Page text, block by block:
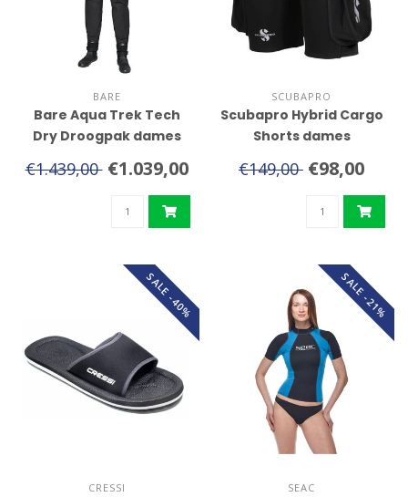
BARE
Bare Aqua Trek Tech
Dry Droogpak dames
€1.439,00 €1.039,00
SCUBAPRO
Scubapro Hybrid Cargo
Shorts dames
€149,00 €98,00
SALE -40%
CRESSI
SALE -21%
SEAC